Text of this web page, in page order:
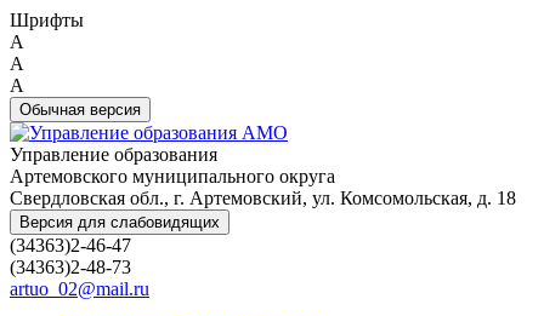
Шрифты
A
A
A
Обычная версия
Управление образования
Артемовского муниципального округа
Свердловская обл., г. Артемовский, ул. Комсомольская, д. 18
Версия для слабовидящих
(34363)2-46-47
(34363)2-48-73
artuo_02@mail.ru